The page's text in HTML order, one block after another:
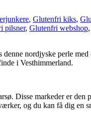
, Glutenfri kiks,
pilsner, Glutenfri webshop,
nordjyske perle
i Vesthimmerland.
Disse markeder er
og du kan få dig en